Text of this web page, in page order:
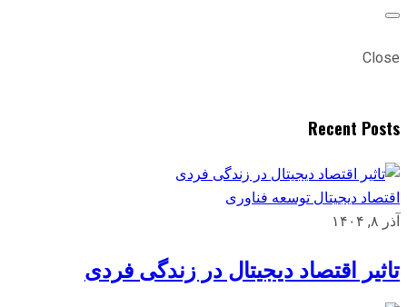
Close
Recent Posts
اقتصاد دیجیتال توسعه فناوری
آذر ۸, ۱۴۰۴
تاثیر اقتصاد دیجیتال در زندگی فردی